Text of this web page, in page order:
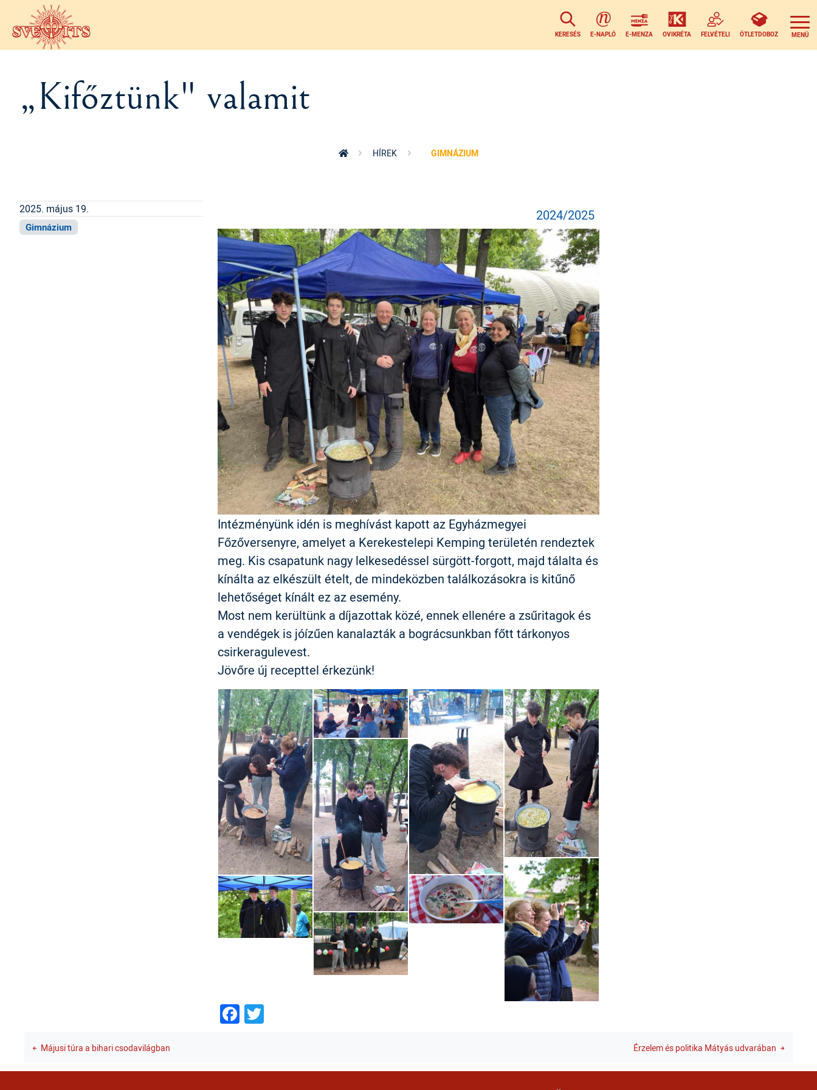
Ugrás a tartalomra
KERESÉS E-NAPLÓ E-MENZA OVIKRÉTA FELVÉTELI ÖTLETDOBOZ
„Kifőztünk" valamit
HÍREK GIMNÁZIUM
2024/2025
Intézményünk idén is meghívást kapott az Egyházmegyei
Főzőversenyre, amelyet a Kerekestelepi Kemping területén rendeztek
meg. Kis csapatunk nagy lelkesedéssel sürgött-forgott, majd tálalta és
kínálta az elkészült ételt, de mindeközben találkozásokra is kitűnő
lehetőséget kínált ez az esemény.
Most nem kerültünk a díjazottak közé, ennek ellenére a zsűritagok és
a vendégek is jóízűen kanalazták a bográcsunkban főtt tárkonyos
csirkeragulevest.
Jövőre új recepttel érkezünk!
Facebook
2025. május 19.
Gimnázium
Májusi túra a bihari csodavilágban Érzelem és politika Mátyás udvarában